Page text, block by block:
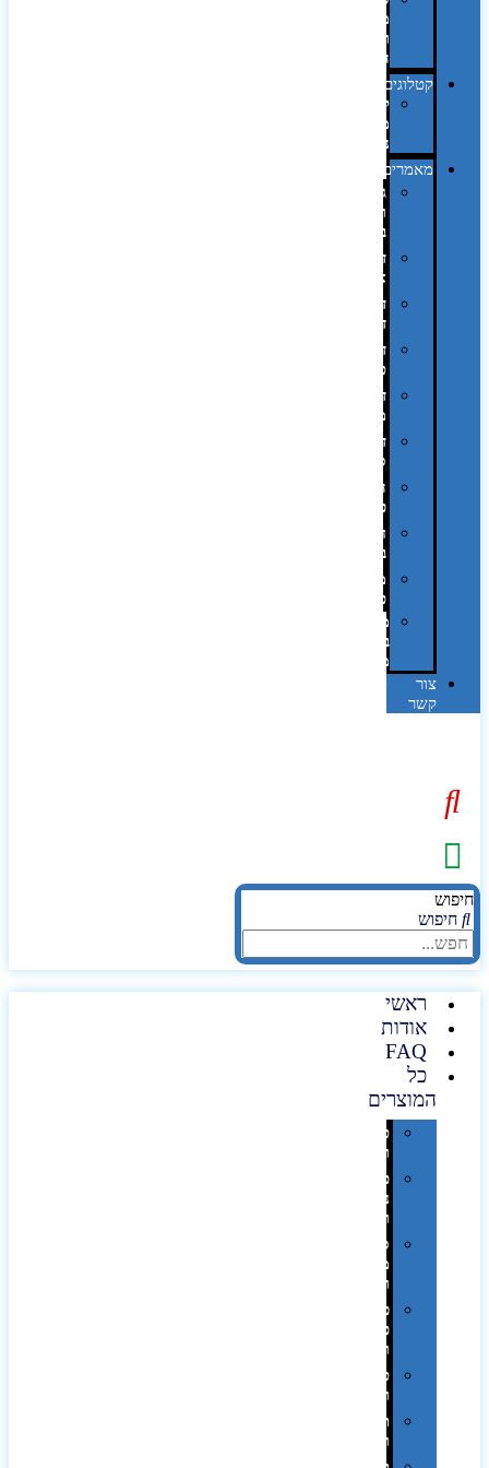
מחשב
וציוד
היקפי
קטלוגים
קטלוג
מוצרי
נייר
מאמרים
גימורים
והשבחות
בדפוס
דפוס
אופסט
דפוס
דיגיטלי
דפוס
טמפון
דפוס
משי
דפוס
סובלימציה
הדפס
פרוצס
חריטה
בלייזר
מהו
פנטון?
מיתוג
באמצעות
מדבקות
צור
קשר
חיפוש
ראשי
אודות
FAQ
כל
המוצרים
טכנולוגיה
וגאדג'טים
פנאי,
נופש
ונסיעות
סביבת
משרד
ופרימיום
כלים,
פנסים
ורכב
טקסטיל
וחורף
תיקים
ומזוודות